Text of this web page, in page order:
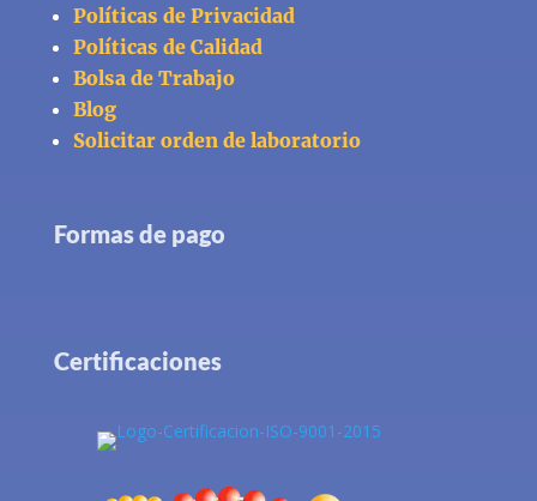
Políticas de Privacidad
Políticas de Calidad
Bolsa de Trabajo
Blog
Solicitar orden de laboratorio
Formas de pago
Certificaciones